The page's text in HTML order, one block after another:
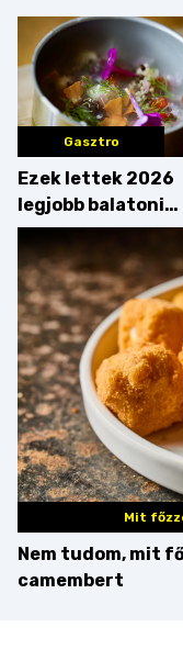
Gasztro
Ezek lettek 2026
legjobb balatoni
strandételei –
végigkóstoltuk a
győzteseket
Mit
Nem tudom, mit
camembert